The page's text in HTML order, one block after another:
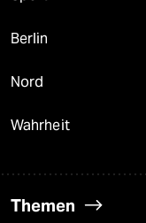
Berlin
Nord
Wahrheit
Themen